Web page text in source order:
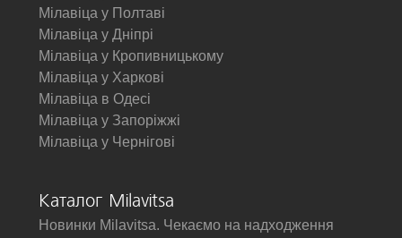
Мілавіца у Полтаві
Мілавіца у Дніпрі
Мілавіца у Кропивницькому
Мілавіца у Харкові
Мілавіца в Одесі
Мілавіца у Запоріжжі
Мілавіца у Чернігові
Каталог Milavitsa
Новинки Milavitsa. Чекаємо на надходження